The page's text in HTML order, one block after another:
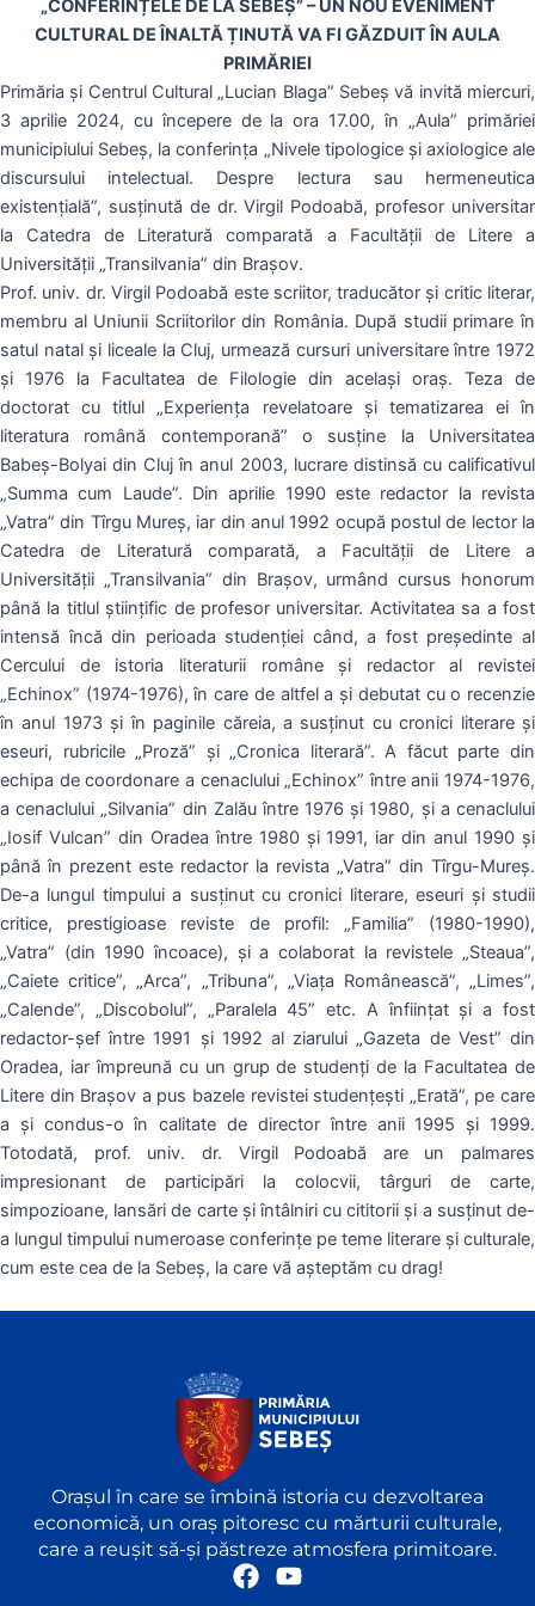
„CONFERINȚELE DE LA SEBEȘ” – UN NOU EVENIMENT
CULTURAL DE ÎNALTĂ ȚINUTĂ VA FI GĂZDUIT ÎN AULA
PRIMĂRIEI
Primăria şi Centrul Cultural „Lucian Blaga” Sebeş vă invită miercuri,
3 aprilie 2024, cu începere de la ora 17.00, în „Aula” primăriei
municipiului Sebeş, la conferinţa „Nivele tipologice și axiologice ale
discursului intelectual. Despre lectura sau hermeneutica
existențială”, susţinută de dr. Virgil Podoabă, profesor universitar
la Catedra de Literatură comparată a Facultăţii de Litere a
Universității „Transilvania” din Brașov.
Prof. univ. dr. Virgil Podoabă este scriitor, traducător și critic literar,
membru al Uniunii Scriitorilor din România. După studii primare în
satul natal şi liceale la Cluj, urmează cursuri universitare între 1972
şi 1976 la Facultatea de Filologie din acelaşi oraş. Teza de
doctorat cu titlul „Experiența revelatoare și tematizarea ei în
literatura română contemporană” o susţine la Universitatea
Babeș-Bolyai din Cluj în anul 2003, lucrare distinsă cu calificativul
„Summa cum Laude”. Din aprilie 1990 este redactor la revista
„Vatra” din Tîrgu Mureș, iar din anul 1992 ocupă postul de lector la
Catedra de Literatură comparată, a Facultăţii de Litere a
Universității „Transilvania” din Brașov, urmând cursus honorum
până la titlul ştiinţific de profesor universitar. Activitatea sa a fost
intensă încă din perioada studenţiei când, a fost președinte al
Cercului de istoria literaturii române și redactor al revistei
„Echinox” (1974-1976), în care de altfel a şi debutat cu o recenzie
în anul 1973 și în paginile căreia, a susținut cu cronici literare și
eseuri, rubricile „Proză” și „Cronica literară”. A făcut parte din
echipa de coordonare a cenaclului „Echinox” între anii 1974-1976,
a cenaclului „Silvania” din Zalău între 1976 şi 1980, şi a cenaclului
„Iosif Vulcan” din Oradea între 1980 şi 1991, iar din anul 1990 şi
până în prezent este redactor la revista „Vatra” din Tîrgu-Mureș.
De-a lungul timpului a susţinut cu cronici literare, eseuri şi studii
critice, prestigioase reviste de profil: „Familia” (1980-1990),
„Vatra” (din 1990 încoace), şi a colaborat la revistele „Steaua”,
„Caiete critice”, „Arca”, „Tribuna”, „Viața Românească”, „Limes”,
„Calende”, „Discobolul”, „Paralela 45” etc. A înființat și a fost
redactor-șef între 1991 şi 1992 al ziarului „Gazeta de Vest” din
Oradea, iar împreună cu un grup de studenți de la Facultatea de
Litere din Brașov a pus bazele revistei studenţești „Erată”, pe care
a şi condus-o în calitate de director între anii 1995 şi 1999.
Totodată, prof. univ. dr. Virgil Podoabă are un palmares
impresionant de participări la colocvii, târguri de carte,
simpozioane, lansări de carte și întâlniri cu cititorii şi a susţinut de-
a lungul timpului numeroase conferințe pe teme literare și culturale,
cum este cea de la Sebeş, la care vă aşteptăm cu drag!
Orașul în care se îmbină istoria cu dezvoltarea
economică, un oraș pitoresc cu mărturii culturale,
care a reușit să-și păstreze atmosfera primitoare.
F
Y